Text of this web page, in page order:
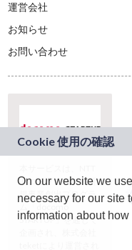
運営会社
お知らせ
お問い合わせ
ドコモグループの新
規事業創出プログラ
ム「docomo
STARTUP」を通じて
On our website we
necessary for our site
information about